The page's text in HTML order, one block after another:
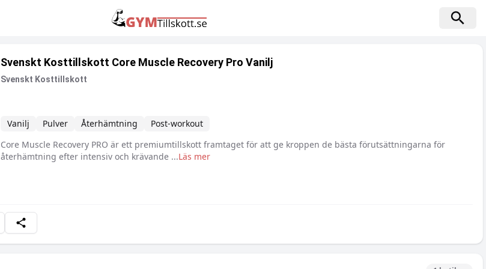
Svenskt Kosttillskott Core Muscle Recovery Pro Vanilj
Svenskt Kosttillskott
Vanilj Pulver Återhämtning
Post-workout
Beskrivning
Core Muscle Recovery PRO är ett premiumtillskott framtaget för att ge kroppen de bästa förutsättningarna för
återhämtning efter intensiv och krävande ...Läs mer
Dela